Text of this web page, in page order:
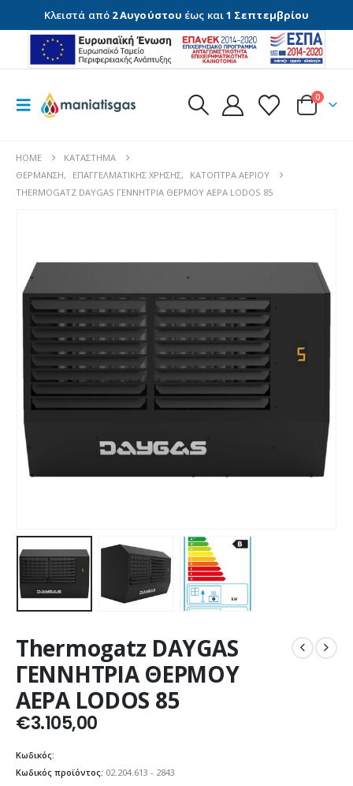
Κλειστά από 2 Αυγούστου έως και1 Σεπτεμβρίου
0
HOME
ΚΑΤΆΣΤΗΜΑ
ΘΈΡΜΑΝΣΗ, ΕΠΑΓΓΕΛΜΑΤΙΚΉΣ ΧΡΉΣΗΣ,
ΚΆΤΟΠΤΡΑ ΑΕΡΊΟΥ
THERMOGATZ DAYGAS ΓΕΝΝΗΤΡΙΑ ΘΕΡΜΟΥ ΑΕΡΑ LODOS 85
Thermogatz DAYGAS
ΓΕΝΝΗΤΡΙΑ ΘΕΡΜΟΥ
ΑΕΡΑ LODOS 85
€3.105,00
Κωδικός:
Κωδικός προϊόντος: 02.204.613 - 2843